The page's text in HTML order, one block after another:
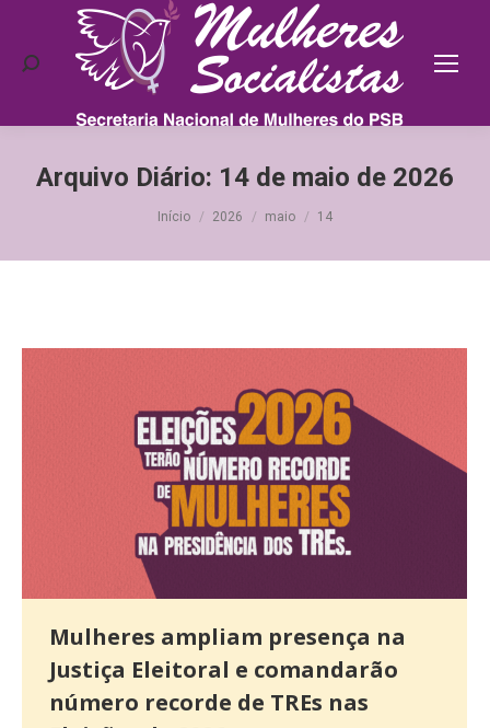
Search:
Arquivo Diário: 14 de maio de 2026
Você está aqui:
Início 2026 maio 14
Mulheres ampliam presença na
Justiça Eleitoral e comandarão
número recorde de TREs nas